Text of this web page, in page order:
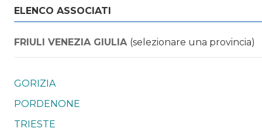
ELENCO ASSOCIATI
FRIULI VENEZIA GIULIA (selezionare una provincia)
GORIZIA
PORDENONE
TRIESTE